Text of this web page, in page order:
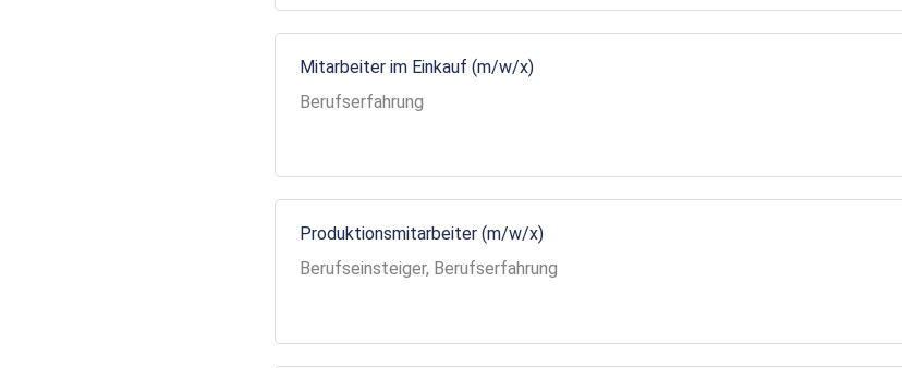
Mitarbeiter im Einkauf (m/w/x)
Berufserfahrung
Produktionsmitarbeiter (m/w/x)
Berufseinsteiger, Berufserfahrung